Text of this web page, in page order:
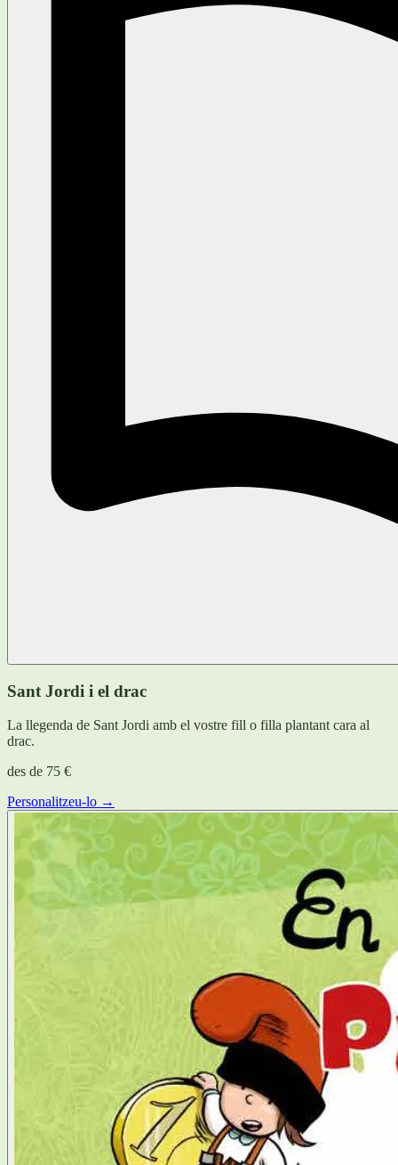
Sant Jordi i el drac
La llegenda de Sant Jordi amb el vostre fill o filla plantant cara al
drac.
des de 75 €
Personalitzeu-lo →